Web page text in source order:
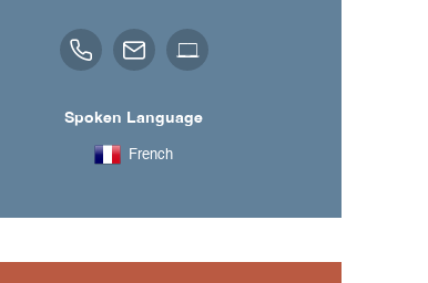
Spoken Language
French